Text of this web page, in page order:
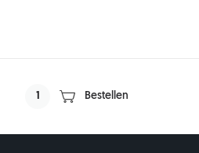
1 Bestellen